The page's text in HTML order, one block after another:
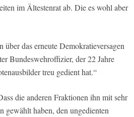
im Ältestenrat ab. Die es wohl aber
das erneute Demokratieversagen
Bundeswehroffizier, der 22 Jahre
treu gedient hat.“
die anderen Fraktionen ihn mit sehr
gewählt haben, den ungedienten